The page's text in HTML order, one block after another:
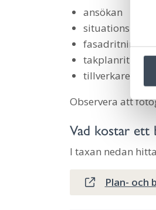
y
s
a
ansökan
situationsplan
fasadritning/
takplanritning
tillverkarens
Observera att
Vad kostar ett
I taxan nedan
Plan- och